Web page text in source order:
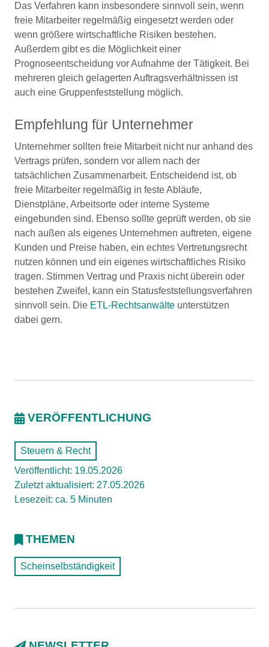
Das Verfahren kann insbesondere sinnvoll sein, wenn
freie Mitarbeiter regelmäßig eingesetzt werden oder
wenn größere wirtschaftliche Risiken bestehen.
Außerdem gibt es die Möglichkeit einer
Prognoseentscheidung vor Aufnahme der Tätigkeit. Bei
mehreren gleich gelagerten Auftragsverhältnissen ist
auch eine Gruppenfeststellung möglich.
Empfehlung für Unternehmer
Unternehmer sollten freie Mitarbeit nicht nur anhand des
Vertrags prüfen, sondern vor allem nach der
tatsächlichen Zusammenarbeit. Entscheidend ist, ob
freie Mitarbeiter regelmäßig in feste Abläufe,
Dienstpläne, Arbeitsorte oder interne Systeme
eingebunden sind. Ebenso sollte geprüft werden, ob sie
nach außen als eigenes Unternehmen auftreten, eigene
Kunden und Preise haben, ein echtes Vertretungsrecht
nutzen können und ein eigenes wirtschaftliches Risiko
tragen. Stimmen Vertrag und Praxis nicht überein oder
bestehen Zweifel, kann ein Statusfeststellungsverfahren
sinnvoll sein. Die ETL-Rechtsanwälte unterstützen
dabei gern.
VERÖFFENTLICHUNG
Steuern & Recht
Veröffentlicht: 19.05.2026
Zuletzt aktualisiert: 27.05.2026
Lesezeit: ca. 5 Minuten
THEMEN
Scheinselbständigkeit